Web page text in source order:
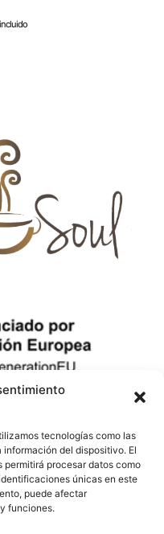
tecnologías como las
del dispositivo. El
procesar datos como
únicas en este
puede afectar
funciones.